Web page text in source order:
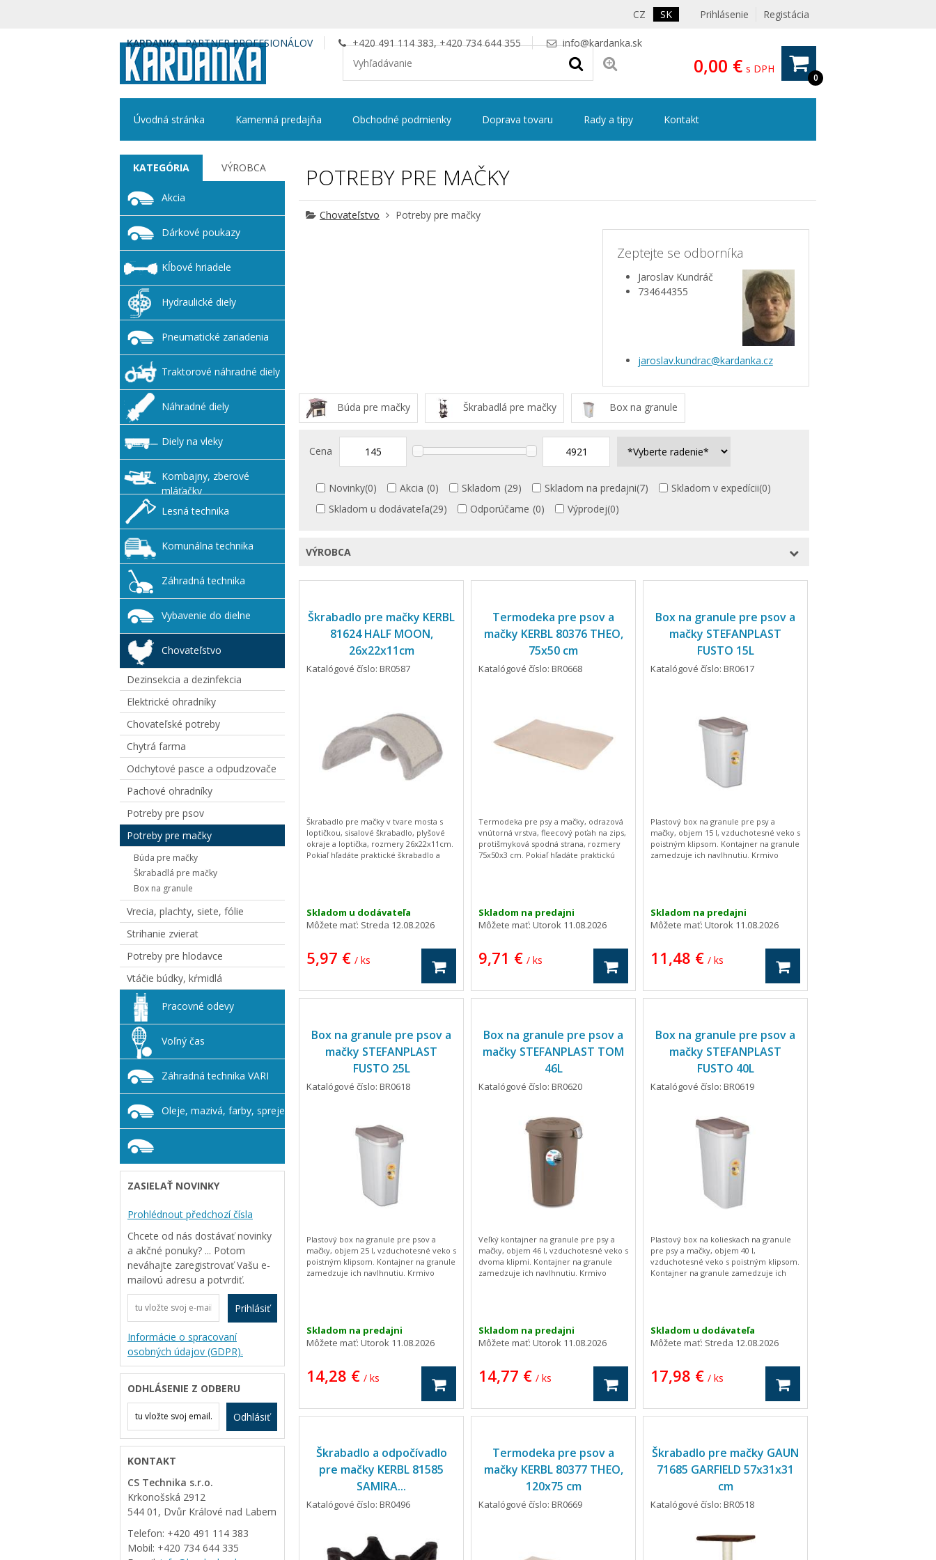
Prihlásenie Registácia
CZ SK
KARDANKA PARTNER PROFESIONÁLOV +420 491 114 383, +420 734 644 355 info@kardanka.sk
0
0,00 € s DPH
Úvodná stránka Kamenná predajňa Obchodné podmienky Doprava tovaru Rady a tipy Kontakt
POTREBY PRE MAČKY
Chovateľstvo Potreby pre mačky
Zeptejte se odborníka
Jaroslav Kundráč
734644355
jaroslav.kundrac@kardanka.cz
Búda pre mačky Škrabadlá pre mačky Box na granule
Cena
Novinky(0) Akcia (0) Skladom (29) Skladom na predajni(7) Skladom v expedícii(0)
Skladom u dodávateľa(29) Odporúčame (0) Výprodej(0)
VÝROBCA
Škrabadlo pre mačky KERBL
81624 HALF MOON,
26x22x11cm
Katalógové číslo: BR0587
Skladom u dodávateľa
Môžete mať: Streda 12.08.2026
5,97 € / ks
Škrabadlo pre mačky v tvare mosta s
loptičkou, sisalové škrabadlo, plyšové
okraje a loptička, rozmery 26x22x11cm.
Pokiaľ hľadáte praktické škrabadlo a
tak bude škrabadlo luxusnou súčasťou
interiéru. Vaša mačka bude mať
nabáda k hre. Urobte radosť Vašej
mačke a kúpte jej toto mostové
Termodeka pre psov a
mačky KERBL 80376 THEO,
75x50 cm
Katalógové číslo: BR0668
Skladom na predajni
Môžete mať: Utorok 11.08.2026
9,71 € / ks
Termodeka pre psy a mačky, odrazová
vnútorná vrstva, fleecový poťah na zips,
protišmyková spodná strana, rozmery
75x50x3 cm. Pokiaľ hľadáte praktickú
Príjemný fleecový poťah zaistí pohodlie
pre domáceho maznáčika a keď sa
deky sa nachádza vnútorná odrazová
vrstva, ktorá odráža teplo vášho
povrchu pod podložkou. Aby sa deka
nekĺzala po podlahe a bola bezpečná
rozmery 75x50x3 cm.
Box na granule pre psov a
mačky STEFANPLAST
FUSTO 15L
Katalógové číslo: BR0617
Skladom na predajni
Môžete mať: Utorok 11.08.2026
11,48 € / ks
Plastový box na granule pre psy a
mačky, objem 15 l, vzduchotesné veko s
poistným klipsom. Kontajner na granule
zamedzuje ich navlhnutiu. Krmivo
granúl je možné tento box využiť aj na
uskladnenie rôznych pamlskov alebo
Box na granule pre psov a
mačky STEFANPLAST
FUSTO 25L
Katalógové číslo: BR0618
Skladom na predajni
Môžete mať: Utorok 11.08.2026
14,28 € / ks
Plastový box na granule pre psov a
mačky, objem 25 l, vzduchotesné veko s
poistným klipsom. Kontajner na granule
zamedzuje ich navlhnutiu. Krmivo
Box na granule pre psov a
mačky STEFANPLAST TOM
46L
Katalógové číslo: BR0620
Skladom na predajni
Môžete mať: Utorok 11.08.2026
14,77 € / ks
Veľký kontajner na granule pre psy a
mačky, objem 46 l, vzduchotesné veko s
dvoma klipmi. Kontajner na granule
zamedzuje ich navlhnutiu. Krmivo
Box na granule pre psov a
mačky STEFANPLAST
FUSTO 40L
Katalógové číslo: BR0619
Skladom u dodávateľa
Môžete mať: Streda 12.08.2026
17,98 € / ks
Plastový box na kolieskach na granule
pre psy a mačky, objem 40 l,
vzduchotesné veko s poistným klipsom.
Kontajner na granule zamedzuje ich
Škrabadlo a odpočívadlo
pre mačky KERBL 81585
SAMIRA...
Katalógové číslo: BR0496
Termodeka pre psov a
mačky KERBL 80377 THEO,
120x75 cm
Katalógové číslo: BR0669
Škrabadlo pre mačky GAUN
71685 GARFIELD 57x31x31
cm
Katalógové číslo: BR0518
KATEGÓRIA VÝROBCA
Akcia
Dárkové poukazy
Kĺbové hriadele
Hydraulické diely
Pneumatické zariadenia
Traktorové náhradné diely
Náhradné diely
Diely na vleky
Kombajny, zberové
mláťačky
Lesná technika
Komunálna technika
Záhradná technika
Vybavenie do dielne
Chovateľstvo
Dezinsekcia a dezinfekcia
Elektrické ohradníky
Chovateľské potreby
Chytrá farma
Odchytové pasce a odpudzovače
Pachové ohradníky
Potreby pre psov
Potreby pre mačky
Búda pre mačky
Škrabadlá pre mačky
Box na granule
Vrecia, plachty, siete, fólie
Strihanie zvierat
Potreby pre hlodavce
Vtáčie búdky, kŕmidlá
Pracovné odevy
Voľný čas
Záhradná technika VARI
Oleje, mazivá, farby, spreje
ZASIELAŤ NOVINKY
Prohlédnout předchozí čísla
Chcete od nás dostávať novinky
a akčné ponuky? ... Potom
neváhajte zaregistrovať Vašu e-
mailovú adresu a potvrdiť.
Prihlásiť
Informácie o spracovaní
osobných údajov (GDPR).
ODHLÁSENIE Z ODBERU
Odhlásiť
KONTAKT
CS Technika s.r.o.
Krkonošská 2912
544 01, Dvůr Králové nad Labem
Telefon: +420 491 114 383
Mobil: +420 734 644 335